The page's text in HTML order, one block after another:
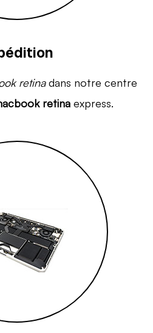
retinadans notre centre
retina express.